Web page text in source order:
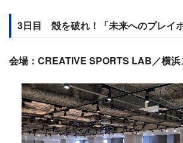
3日目 殻を破れ！「未来へのプレイ
会場：CREATIVE SPORTS LAB／横